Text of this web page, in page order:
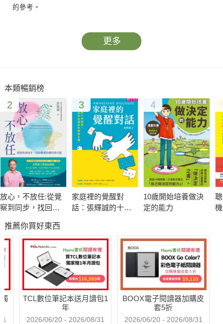
的參考。
更多
本類暢銷榜
2
放心，不放任:從覺
察到同步，找回教
3
家庭裡的覺醒對
話：張輝誠的十年
4
10歲開始培養做決
定的能力
推薦你買好東西
TCL數位筆記本送月讀包1
年
2026/06/20 - 2026/08/31
BOOX電子閱讀器加購皮
套5折
2026/06/20 - 2026/08/31